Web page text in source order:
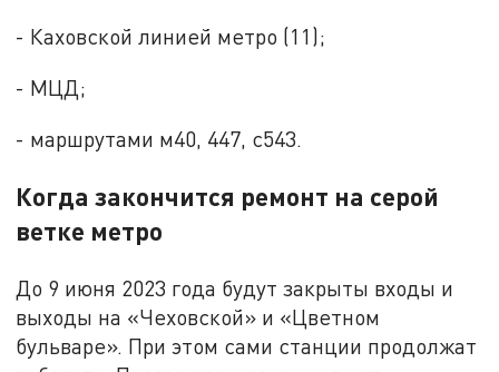
- Каховской линией метро (11);
- МЦД;
- маршрутами м40, 447, с543.
Когда закончится ремонт на серой
ветке метро
До 9 июня 2023 года будут закрыты входы и
выходы на «Чеховской» и «Цветном
бульваре». При этом сами станции продолжат